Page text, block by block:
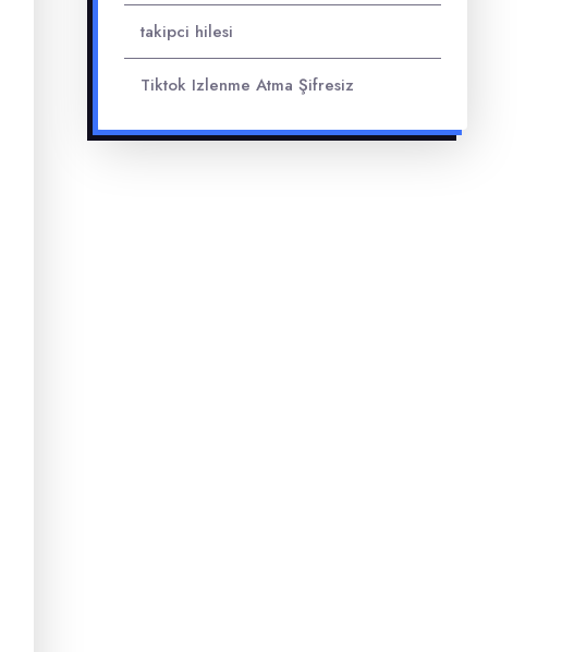
takipci hilesi
Tiktok Izlenme Atma Şifresiz